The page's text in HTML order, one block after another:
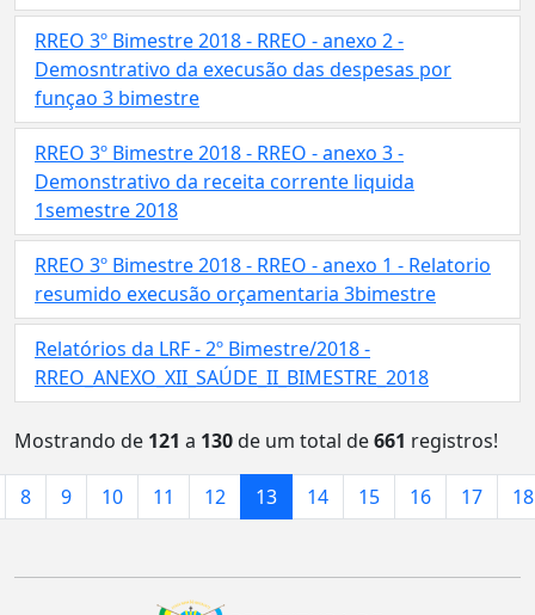
RREO 3º Bimestre 2018 - RREO - anexo 2 -
Demosntrativo da execusão das despesas por
funçao 3 bimestre
RREO 3º Bimestre 2018 - RREO - anexo 3 -
Demonstrativo da receita corrente liquida
1semestre 2018
RREO 3º Bimestre 2018 - RREO - anexo 1 - Relatorio
resumido execusão orçamentaria 3bimestre
Relatórios da LRF - 2º Bimestre/2018 -
RREO_ANEXO_XII_SAÚDE_II_BIMESTRE_2018
Mostrando de 121 a 130de um total de661 registros!
8 9 10 11 12 13 14 15 16 17 18